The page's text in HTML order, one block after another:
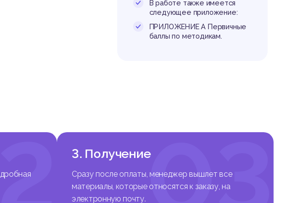
взаимоотношений.
соответствия психоло
профессии.
а затем вклю
требовани
его особенн
особеннос
развитых коммуника
В работе также имеется
следующее приложение:
ПРИЛОЖЕНИЕ А Первичные
баллы по методикам.
03
3. Получение
Сразу после оплаты, менеджер вышлет все
материалы, которые относятся к заказу, на
электронную почту.